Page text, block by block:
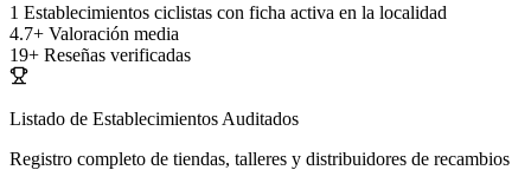
1 Establecimientos ciclistas con ficha activa en la localidad
4.7+ Valoración media
19+ Reseñas verificadas
Listado de Establecimientos Auditados
Registro completo de tiendas, talleres y distribuidores de recambios